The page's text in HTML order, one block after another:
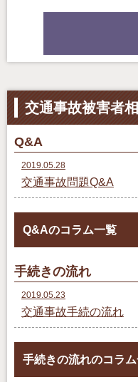
交通事故被害者
Q&A
2019.05.28
交通事故問題Q&A
Q&Aのコラム一覧
手続きの流れ
2019.05.23
交通事故手続の流れ
手続きの流れのコラ